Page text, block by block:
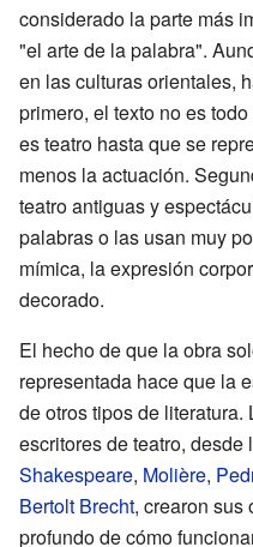
considerado la parte más
"el arte de la palabra".
en las culturas orientales,
primero, el texto no es
es teatro hasta que se
menos la actuación.
teatro antiguas y
palabras o las usan muy
mímica, la expresión
decorado.
El hecho de que la obra
representada hace que la
de otros tipos de
escritores de teatro, desde
Shakespeare, Molière,
Bertolt Brecht, crearon sus
profundo de cómo